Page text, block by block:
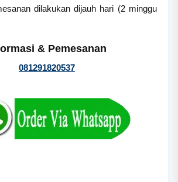
dilakukan dijauh hari (2 minggu
& Pemesanan
081291820537